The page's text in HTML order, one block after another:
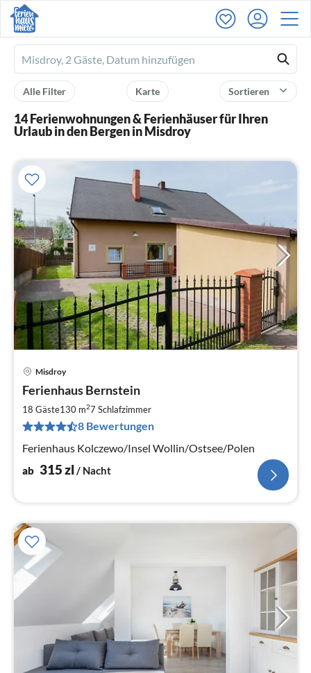
Ferienhausmiete
logo
Sortieren
Karte
Alle Filter
14 Ferienwohnungen & Ferienhäuser für Ihren
Urlaub in den Bergen in Misdroy
Misdroy
Ferienhaus Bernstein
18 Gäste130 m27 Schlafzimmer
8 Bewertungen
Ferienhaus Kolczewo/Insel Wollin/Ostsee/Polen
ab 315zl/ Nacht